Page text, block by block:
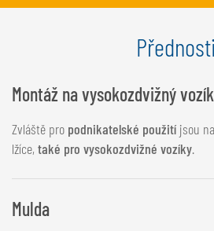
Přednosti
Montáž na vysokozdvižný vozík
Zvláště pro podnikatelské použití jsou
lžíce, také pro vysokozdvižné vozíky.
Mulda